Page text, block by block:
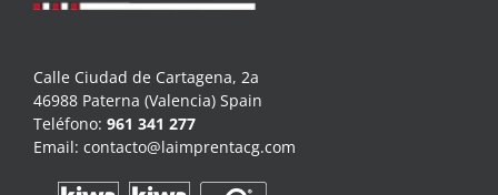
Calle Ciudad de Cartagena, 2a
46988 Paterna (Valencia) Spain
Teléfono: 961 341 277
Email: contacto@laimprentacg.com